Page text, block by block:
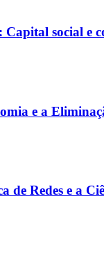
social e
e a
de Redes e a